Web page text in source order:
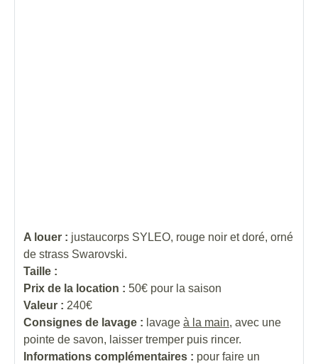
A louer : justaucorps SYLEO, rouge noir et doré, orné
de strass Swarovski.
Taille :
Prix de la location : 50€ pour la saison
Valeur : 240€
Consignes de lavage : lavage à la main, avec une
pointe de savon, laisser tremper puis rincer.
Informations complémentaires : pour faire un